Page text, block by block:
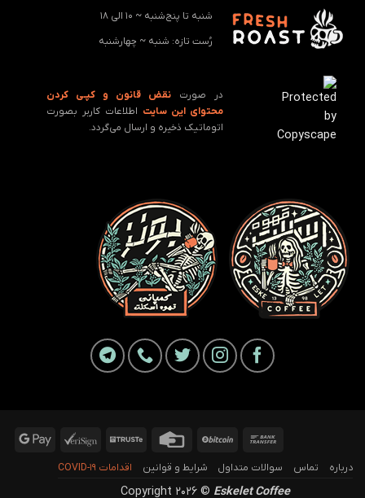
شنبه تا پنج‌شنبه ~ 10 الی 18
رُست تازه: ‌شنبه ~ چهارشنبه
در صورت
نقض قانون و کپـی کردن
محتوای این سایت اطلاعات کاربر بصورت
اتوماتیک ذخیره و ارسال می‌گردد.
Bank
BitCoin
Credit
Truste
VeriSign
درباره تماس سوالات متداول شرایط و قوانین اقدامات COVID-19
Copyright 2026 © Eskelet Coffee